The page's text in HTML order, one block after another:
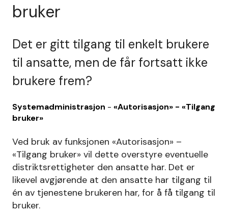
bruker
Det er gitt tilgang til enkelt brukere
til ansatte, men de får fortsatt ikke
brukere frem?
Systemadministrasjon - «Autorisasjon» - «Tilgang
bruker»
Ved bruk av funksjonen «Autorisasjon» –
«Tilgang bruker» vil dette overstyre eventuelle
distriktsrettigheter den ansatte har. Det er
likevel avgjørende at den ansatte har tilgang til
én av tjenestene brukeren har, for å få tilgang til
bruker.